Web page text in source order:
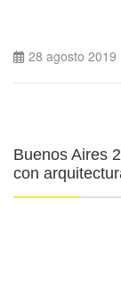
28 agosto 2019
Buenos Aires
con